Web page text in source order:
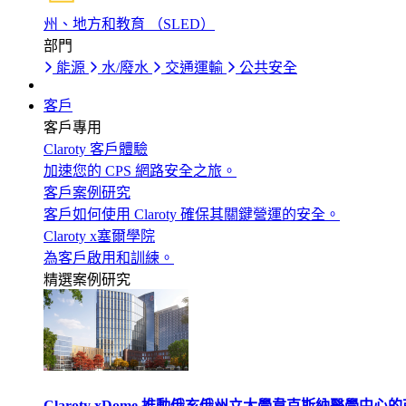
州、地方和教育 （SLED）
部門
能源
水/廢水 交通運輸 公共安全
客戶
客戶專用
Claroty 客戶體驗
加速您的 CPS 網路安全之旅。
客戶案例研究
客戶如何使用 Claroty 確保其關鍵營運的安全。
Claroty x塞爾學院
為客戶啟用和訓練。
精選案例研究